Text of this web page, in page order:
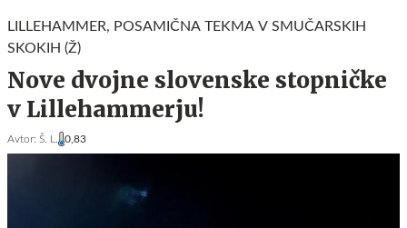
LILLEHAMMER, POSAMIČNA TEKMA V SMUČARSKIH
SKOKIH (Ž)
Nove dvojne slovenske stopničke
v Lillehammerju!
Avtor: Š. L. 0,83